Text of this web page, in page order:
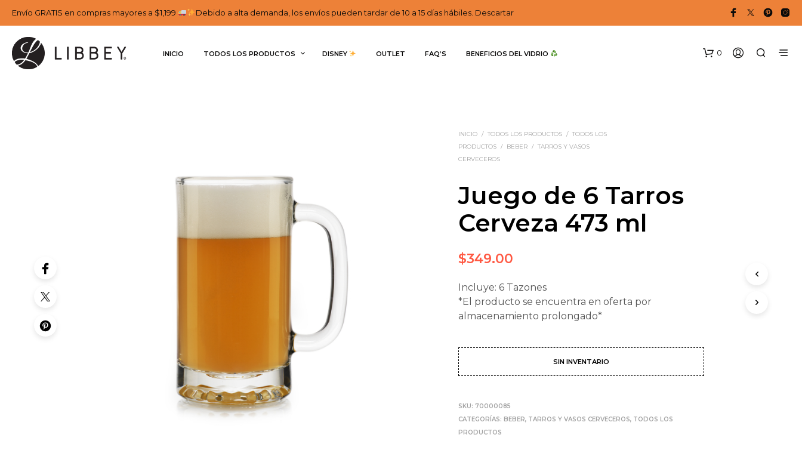
Envío GRATIS en compras mayores a $1,199 Debido a alta demanda, los envíos pueden tardar de 10 a 15 días hábiles. Descartar
INICIO TODOS LOS PRODUCTOS DISNEY OUTLET FAQ’S BENEFICIOS DEL VIDRIO 0
INICIO / TODOS LOS PRODUCTOS / TODOS LOS
PRODUCTOS / BEBER / TARROS Y VASOS
CERVECEROS
Juego de 6 Tarros
Cerveza 473 ml
$349.00
Incluye: 6 Tazones
*El producto se encuentra en oferta por
almacenamiento prolongado*
SIN INVENTARIO
SKU: 70000085
CATEGORÍAS: BEBER, TARROS Y VASOS CERVECEROS, TODOS LOS
PRODUCTOS